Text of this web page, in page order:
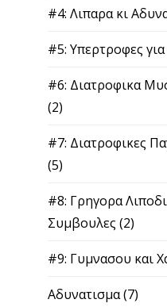
#4: Λιπαρα κι
#5: Υπερτροφες
#6: Διατροφικα
(2)
#7: Διατροφικες
(5)
#8: Γρηγορα
Συμβουλες (2)
#9: Γυμνασου και
Αδυνατισμα(7)